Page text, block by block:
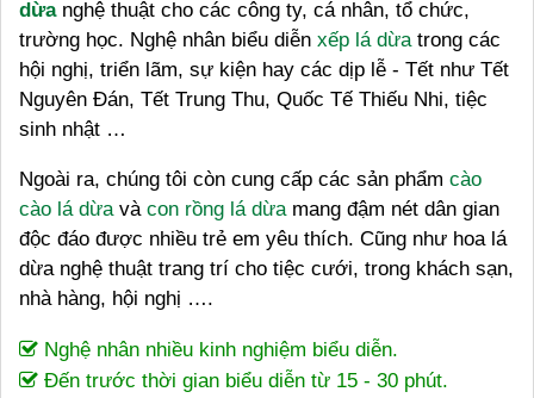
dừanghệ thuật cho các công ty, cá nhân, tổ chức,
trường học. Nghệ nhân biểu diễn xếp lá dừa trong các
hội nghị, triển lãm, sự kiện hay các dịp lễ - Tết như Tết
Nguyên Đán, Tết Trung Thu, Quốc Tế Thiếu Nhi, tiệc
sinh nhật …
Ngoài ra, chúng tôi còn cung cấp các sản phẩm cào
cào lá dừa và con rồng lá dừa mang đậm nét dân gian
độc đáo được nhiều trẻ em yêu thích. Cũng như hoa lá
dừa nghệ thuật trang trí cho tiệc cưới, trong khách sạn,
nhà hàng, hội nghị ….
Nghệ nhân nhiều kinh nghiệm biểu diễn.
Đến trước thời gian biểu diễn từ 15 - 30 phút.